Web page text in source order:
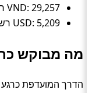
VND: 29,257 רשומות (כ־85%).
USD: 5,209 רשומות (כ־15%).
מה מבוקש